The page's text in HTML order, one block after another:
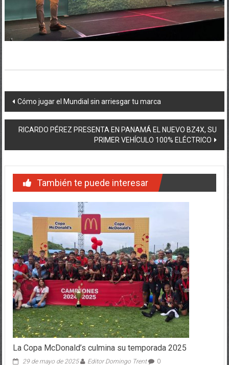
Navegación
de
entradas
Cómo jugar el Mundial sin arriesgar tu marca
RICARDO PÉREZ PRESENTA EN PANAMÁ EL NUEVO BZ4X, SU
PRIMER VEHÍCULO 100% ELÉCTRICO
También te puede interesar
La Copa McDonald’s culmina su temporada 2025
29 de mayo de 2025 Editor Domingo Trent 0